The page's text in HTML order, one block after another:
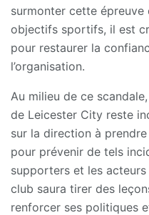
surmonter cette
objectifs sportifs, il est
pour restaurer la
l’organisation.
Au milieu de ce
de Leicester City reste
sur la direction à
pour prévenir de tels
supporters et les
club saura tirer des
renforcer ses politiques